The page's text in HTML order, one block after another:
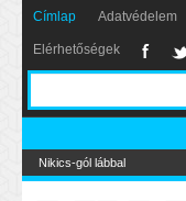
Címlap Adatvédelem
Elérhetőségek
Nikics-gól lábbal